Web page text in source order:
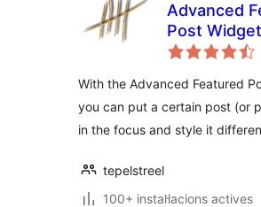
Advanced
Post Widget
With the Advanced Featured
you can put a certain post (or
in the focus and style it
tepelstreel
100+ instal·lacions actives